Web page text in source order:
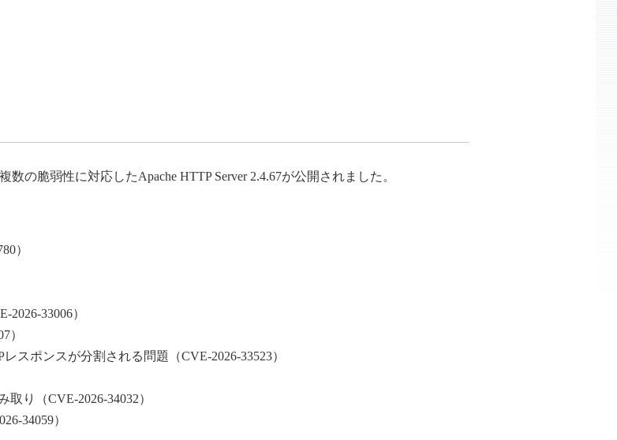
数の脆弱性に対応したApache HTTP Server 2.4.67が公開されました。
）
33006）
）
スポンスが分割される問題（CVE-2026-33523）
り（CVE-2026-34032）
34059）